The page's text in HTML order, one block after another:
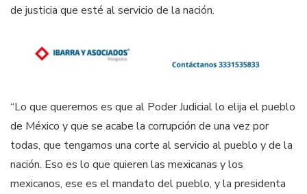
de justicia que esté al servicio de la nación.
“Lo que queremos es que al Poder Judicial lo elija el pueblo
de México y que se acabe la corrupción de una vez por
todas, que tengamos una corte al servicio al pueblo y de la
nación. Eso es lo que quieren las mexicanas y los
mexicanos, ese es el mandato del pueblo, y la presidenta